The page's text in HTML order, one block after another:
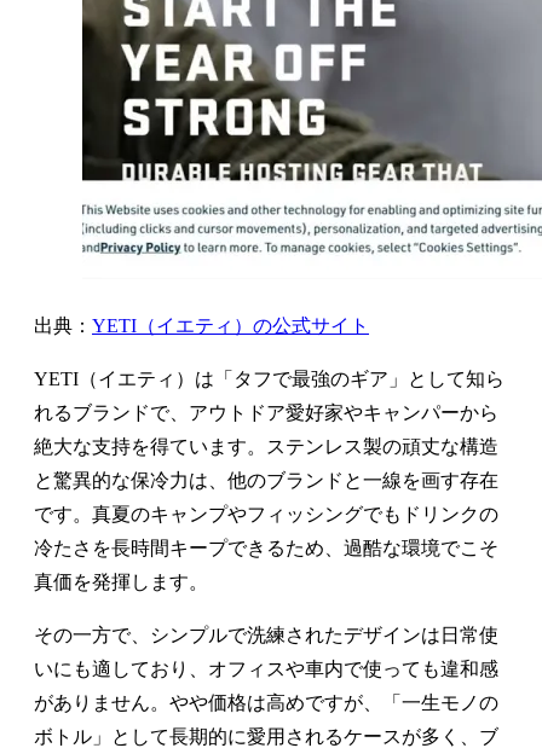
出典： YETI（イエティ）の公式サイト
YETI（イエティ）は「タフで最強のギア」として知ら
れるブランドで、アウトドア愛好家やキャンパーから
絶大な支持を得ています。ステンレス製の頑丈な構造
と驚異的な保冷力は、他のブランドと一線を画す存在
です。真夏のキャンプやフィッシングでもドリンクの
冷たさを長時間キープできるため、過酷な環境でこそ
真価を発揮します。
その一方で、シンプルで洗練されたデザインは日常使
いにも適しており、オフィスや車内で使っても違和感
がありません。やや価格は高めですが、「一生モノの
ボトル」として長期的に愛用されるケースが多く、ブ